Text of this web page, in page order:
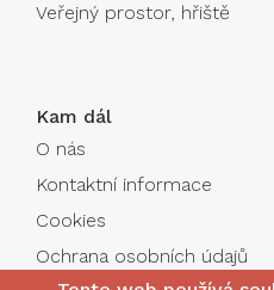
Veřejný prostor, hřiště
Kam dál
O nás
Kontaktní informace
Cookies
Ochrana osobních údajů